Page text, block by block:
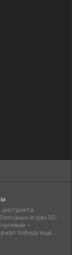
играх 50-
—
победу еще